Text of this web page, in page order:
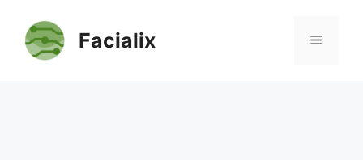
contenido
Facialix Menú